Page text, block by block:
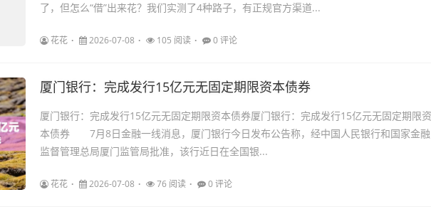
了，但怎么“借”出来花？我们实测了4种路子，有正规官方渠道...
花花 2026-07-08 105 阅读 0 评论
厦门银行：完成发行15亿元无固定期限资本债券
厦门银行：完成发行15亿元无固定期限资本债券厦门银行：完成发行15亿元无固定期限资
本债券 7月8日金融一线消息，厦门银行今日发布公告称，经中国人民银行和国家金融
监督管理总局厦门监管局批准，该行近日在全国银...
花花 2026-07-08 76 阅读 0 评论